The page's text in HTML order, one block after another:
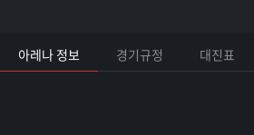
아레나 정보 경기규정 대진표